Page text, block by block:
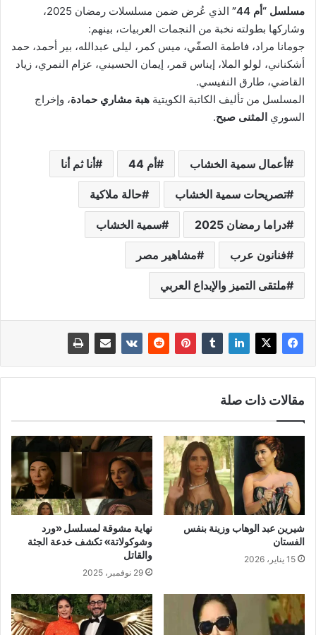
مسلسل “أم 44”
الذي عُرض ضمن مسلسلات رمضان 2025،
وشاركها بطولته نخبة من النجمات العربيات، بينهم:
جومانا مراد، فاطمة الصفّي، ميس كمر، ليلى عبدالله، بير أحمد، حمد
أشكناني، لولو الملا، إيناس قمر، إيمان الحسيني، عزام النمري، زياد
القاضي، طارق النفيسي.
المسلسل من تأليف الكاتبة الكويتية هبة مشاري حمادة، وإخراج
السوري المثنى صبح.
أعمال سمية الخشاب أم 44 أنا ثم أنا
تصريحات سمية الخشاب حالة ملاكية
دراما رمضان 2025 سمية الخشاب
فنانون عرب مشاهير مصر
ملتقى التميز والإبداع العربي
مقالات ذات صلة
شيرين عبد الوهاب وزينة بنفس
الفستان
15 يناير، 2026
نهاية مشوقة لمسلسل «ورد
وشوكولاتة» تكشف خدعة الجثة
والقاتل
29 نوفمبر، 2025